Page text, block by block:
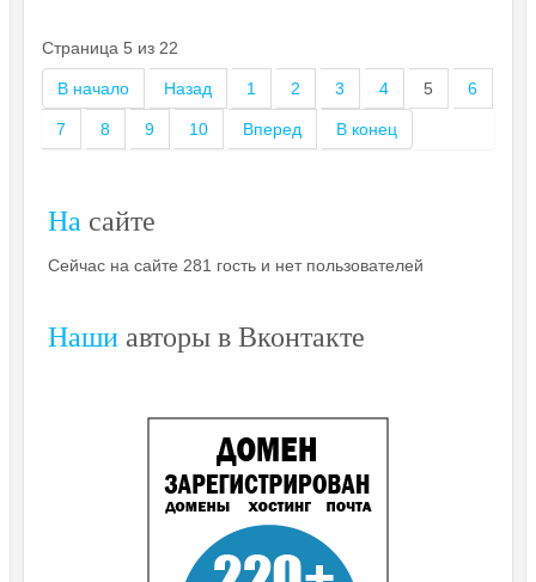
Страница 5 из 22
В начало Назад 1 2 3 4 5 6
7 8 9 10 Вперед В конец
На сайте
Сейчас на сайте 281 гость и нет пользователей
Наши авторы в Вконтакте